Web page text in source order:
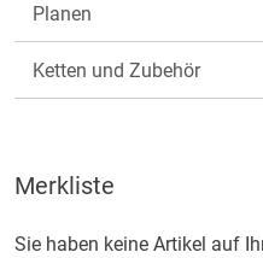
Planen
Ketten und Zubehör
Merkliste
Sie haben keine Artikel auf